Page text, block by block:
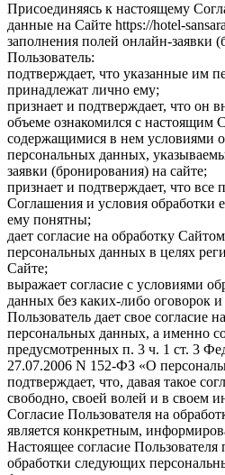
Присоединяясь к настоящему
данные на Сайте https://hotel-sansara
заполнения полей онлайн-заявки
Пользователь:
подтверждает, что указанные им
принадлежат лично ему;
признает и подтверждает, что он
объеме ознакомился с настоящим
содержащимися в нем условиями
персональных данных,
заявки (бронирования) на сайте;
признает и подтверждает, что все
Соглашения и условия обработки
ему понятны;
дает согласие на обработку
персональных данных в целях
Сайте;
выражает согласие с условиями
данных без каких-либо оговорок
Пользователь дает свое согласие
персональных данных, а именно
предусмотренных п. 3 ч. 1 ст. 3
27.07.2006 N 152-ФЗ «О
подтверждает, что, давая такое
свободно, своей волей и в своем
Согласие Пользователя на
является конкретным,
Настоящее согласие
обработки следующих